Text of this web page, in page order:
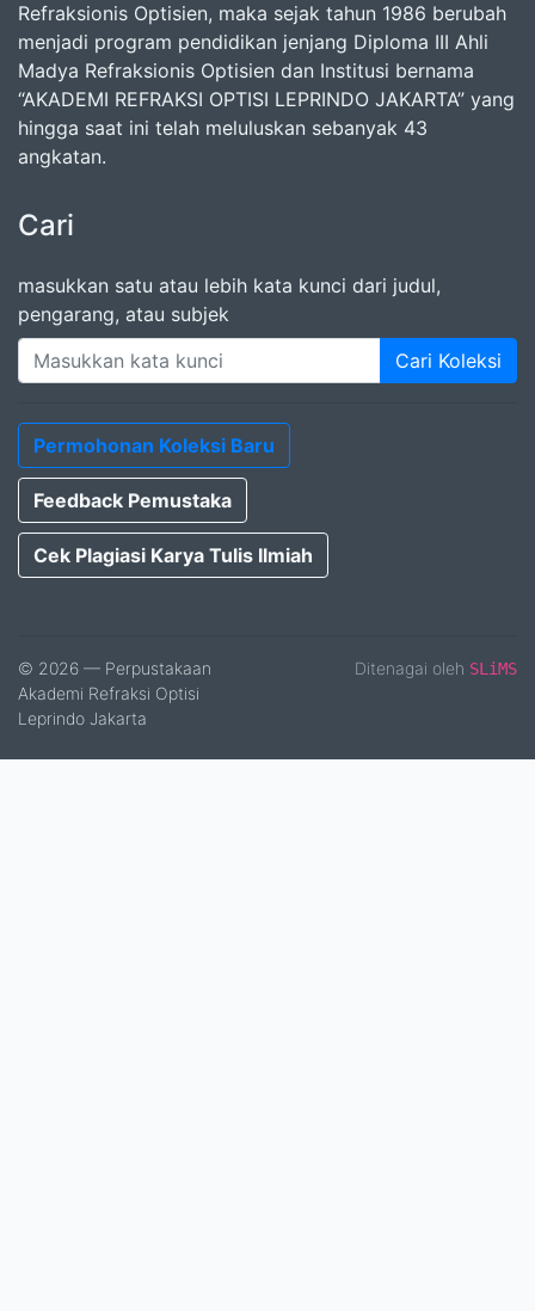
Refraksionis Optisien, maka sejak tahun 1986 berubah
menjadi program pendidikan jenjang Diploma III Ahli
Madya Refraksionis Optisien dan Institusi bernama
“AKADEMI REFRAKSI OPTISI LEPRINDO JAKARTA” yang
hingga saat ini telah meluluskan sebanyak 43
angkatan.
Cari
masukkan satu atau lebih kata kunci dari judul,
pengarang, atau subjek
Cari Koleksi
Permohonan Koleksi Baru
Feedback Pemustaka
Cek Plagiasi Karya Tulis Ilmiah
© 2026 — Perpustakaan
Akademi Refraksi Optisi
Leprindo Jakarta
Ditenagai oleh SLiMS